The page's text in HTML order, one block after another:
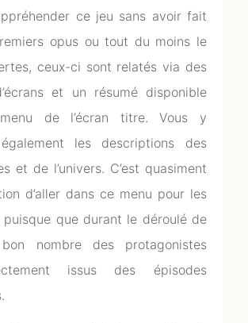
ce jeu sans avoir fait
opus ou tout du moins le
ceux-ci sont relatés via des
et un résumé disponible
de l’écran titre. Vous y
les descriptions des
et de l’univers. C’est quasiment
d’aller dans ce menu pour les
puisque que durant le déroulé de
bon nombre des protagonistes
issus des épisodes